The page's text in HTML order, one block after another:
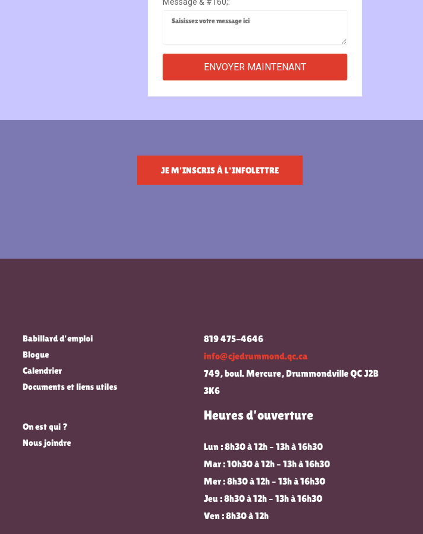
JE M'INSCRIS À L'INFOLETTRE
Babillard d'emploi
Blogue
Calendrier
Documents et liens utiles
On est qui ?
Nous joindre
819 475-4646
info@cjedrummond.qc.ca
749, boul. Mercure, Drummondville QC J2B
3K6
Heures d’ouverture
Lun : 8h30 à 12h – 13h à 16h30
Mar : 10h30 à 12h – 13h à 16h30
Mer : 8h30 à 12h – 13h à 16h30
Jeu : 8h30 à 12h – 13h à 16h30
Ven : 8h30 à 12h